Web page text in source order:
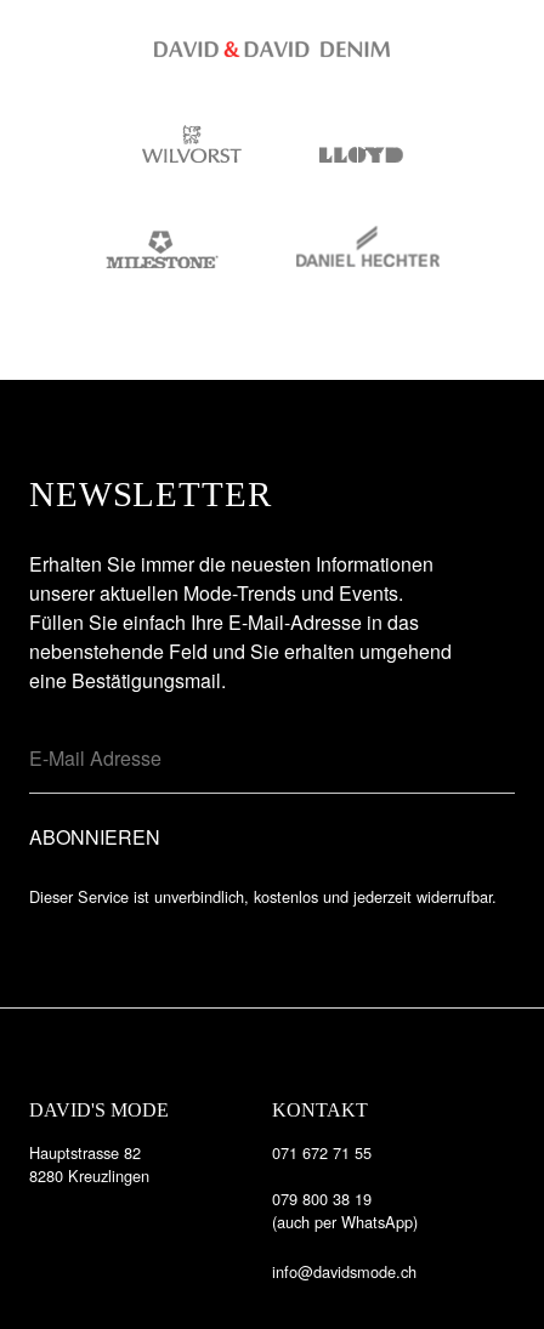
NEWSLETTER
Erhalten Sie immer die neuesten Informationen
unserer aktuellen Mode-Trends und Events.
Füllen Sie einfach Ihre E-Mail-Adresse in das
nebenstehende Feld und Sie erhalten umgehend
eine Bestätigungsmail.
Dieser Service ist unverbindlich, kostenlos und jederzeit widerrufbar.
DAVID'S MODE
Hauptstrasse 82
8280 Kreuzlingen
KONTAKT
071 672 71 55
079 800 38 19
(auch per WhatsApp)
info@davidsmode.ch